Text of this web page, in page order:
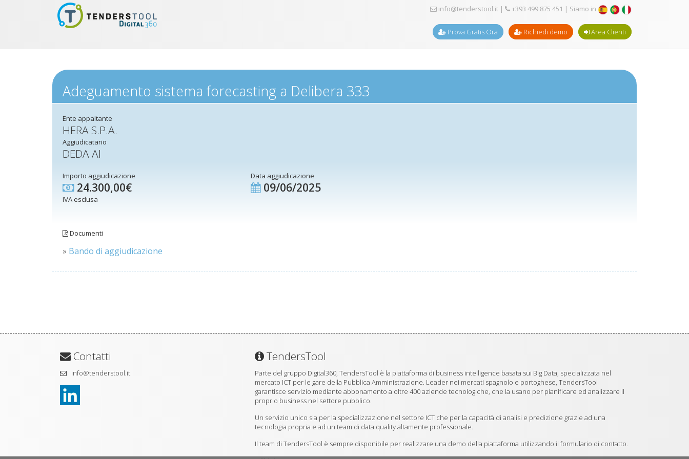
info@tenderstool.it | +393 499 875 451 | Siamo in
Prova Gratis Ora Richiedi demo Area Clienti
Adeguamento sistema forecasting a Delibera 333
Ente appaltante
HERA S.P.A.
Aggiudicatario
DEDA AI
Importo aggiudicazione
24.300,00€
IVA esclusa
Data aggiudicazione
09/06/2025
Documenti
» Bando di aggiudicazione
Contatti
info@tenderstool.it
TendersTool
Parte del gruppo Digital360, TendersTool è la piattaforma di business intelligence basata sui Big Data, specializzata nel
mercato ICT per le gare della Pubblica Amministrazione. Leader nei mercati spagnolo e portoghese, TendersTool
garantisce servizio mediante abbonamento a oltre 400 aziende tecnologiche, che la usano per pianificare ed analizzare il
proprio business nel settore pubblico.
Un servizio unico sia per la specializzazione nel settore ICT che per la capacità di analisi e predizione grazie ad una
tecnologia propria e ad un team di data quality altamente professionale.
Il team di TendersTool è sempre disponibile per realizzare una demo della piattaforma utilizzando il formulario di contatto.